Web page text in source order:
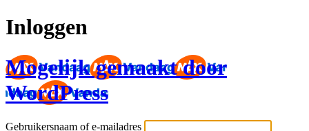
Inloggen
Mogelijk gemaakt door
WordPress
Gebruikersnaam of e-mailadres